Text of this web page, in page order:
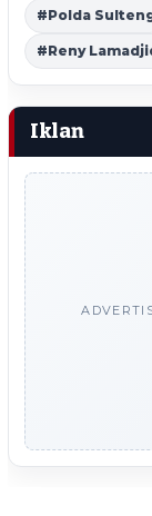
#Polda
#Reny
Iklan